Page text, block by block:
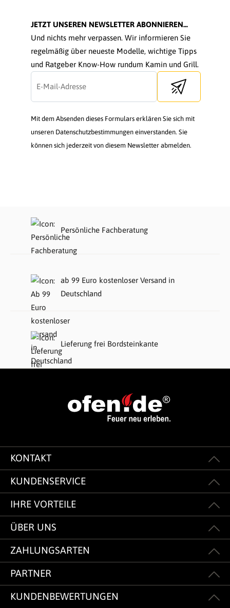
JETZT UNSEREN NEWSLETTER ABONNIEREN...
Und nichts mehr verpassen. Wir informieren Sie
regelmäßig über neueste Modelle, wichtige Tipps
und Ratgeber Know-How rundum Kamin und Grill.
Send newsletter
Mit dem Absenden dieses Formulars erklären Sie sich mit
unseren Datenschutzbestimmungen einverstanden. Sie
können sich jederzeit von diesem Newsletter abmelden.
Persönliche Fachberatung
ab 99 Euro kostenloser Versand in
Deutschland
Lieferung frei Bordsteinkante
KONTAKT
KUNDENSERVICE
IHRE VORTEILE
ÜBER UNS
ZAHLUNGSARTEN
PARTNER
KUNDENBEWERTUNGEN